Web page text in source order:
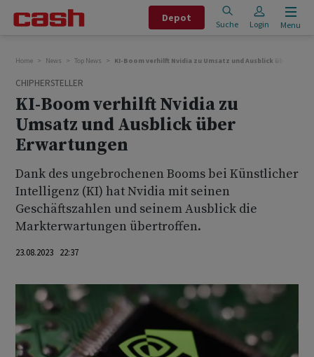
Depot
Suche Login Menu
Home News Top News KI-Boom verhilft Nvidia zu Umsatz und Ausblick über
CHIPHERSTELLER
KI-Boom verhilft Nvidia zu
Umsatz und Ausblick über
Erwartungen
Dank des ungebrochenen Booms bei Künstlicher
Intelligenz (KI) hat Nvidia mit seinen
Geschäftszahlen und seinem Ausblick die
Markterwartungen übertroffen.
23.08.2023 22:37